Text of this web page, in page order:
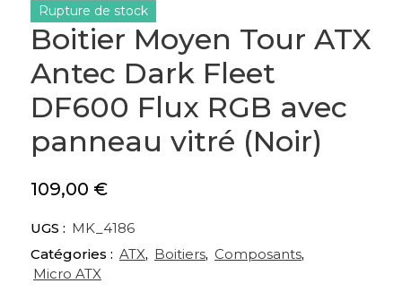
Boitier Moyen Tour ATX
Antec Dark Fleet
DF600 Flux RGB avec
panneau vitré (Noir)
109,00 €
Rupture de stock
UGS : MK_4186
Catégories : ATX, Boitiers, Composants,
Micro ATX